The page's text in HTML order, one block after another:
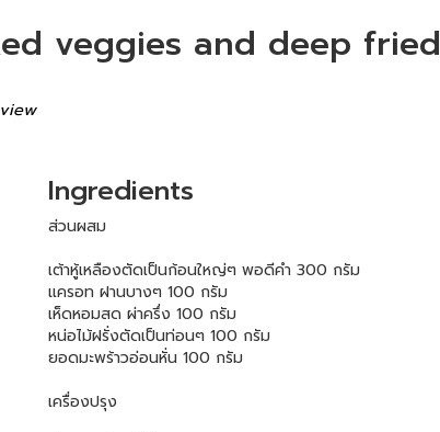
veggies and deep fried
Ingredients
ส่วนผสม
เต้าหู้เหลืองตัดเป็นก้อนใหญ่ๆ พอดีคำ 300 กรัม
แครอท ฝานบางๆ 100 กรัม
เห็ดหอมสด ผ่าครึ่ง 100 กรัม
หน่อไม้ฝรั่งตัดเป็นท่อนๆ 100 กรัม
ยอดมะพร้าวอ่อนหั่น 100 กรัม
เครื่องปรุง